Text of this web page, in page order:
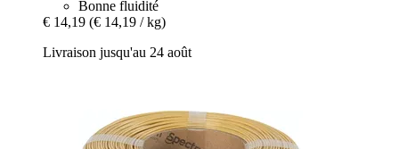
Bonne fluidité
€ 14,19 (€ 14,19 / kg)
Livraison jusqu'au 24 août